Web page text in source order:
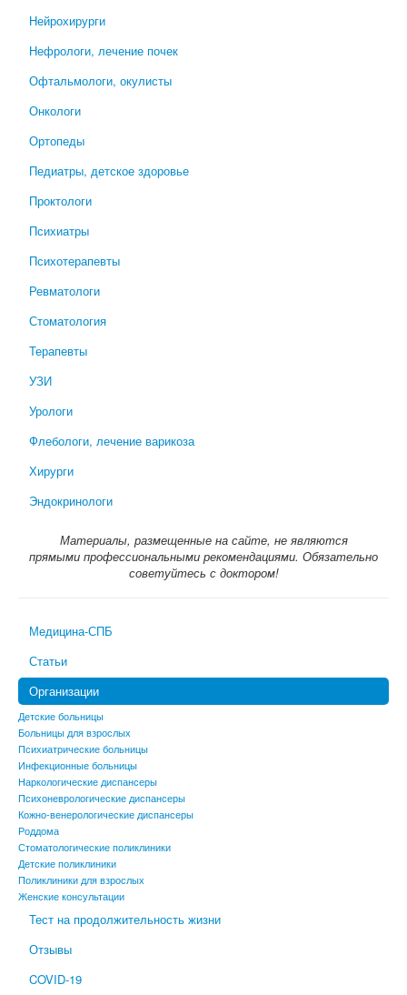
Нейрохирурги
Нефрологи, лечение почек
Офтальмологи, окулисты
Онкологи
Ортопеды
Педиатры, детское здоровье
Проктологи
Психиатры
Психотерапевты
Ревматологи
Стоматология
Терапевты
УЗИ
Урологи
Флебологи, лечение варикоза
Хирурги
Эндокринологи
Материалы, размещенные на сайте, не являются
прямыми профессиональными рекомендациями. Обязательно
советуйтесь с доктором!
Медицина-СПБ
Статьи
Организации
Детские больницы
Больницы для взрослых
Психиатрические больницы
Инфекционные больницы
Наркологические диспансеры
Психоневрологические диспансеры
Кожно-венерологические диспансеры
Роддома
Стоматологические поликлиники
Детские поликлиники
Поликлиники для взрослых
Женские консультации
Тест на продолжительность жизни
Отзывы
COVID-19